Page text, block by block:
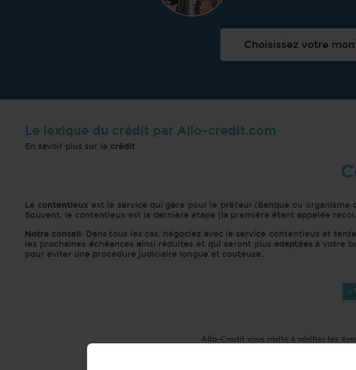
Le lexique du crédit par Allo-credit.com
En savoir plus sur le crédit
Le contentieux est le service qui gère pour le prêteur (Banque ou
Souvent, le contentieux est la dernière étape (la première étant appelée
Notre conseil: Dans tous les cas, négociez avec le service contentieux et
les prochaines échéances ainsi réduites et qui seront plus adaptées à
pour éviter une procedure judiciaire longue et couteuse.
«
Allo-Credit vous invite à vérifier les